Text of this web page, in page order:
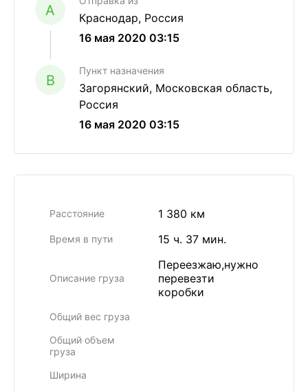
A
Краснодар, Россия
16 мая 2020 03:15
B
Пункт назначения
Загорянский, Московская область,
Россия
16 мая 2020 03:15
Расстояние 1 380 км
Время в пути 15 ч. 37 мин.
Описание груза
Переезжаю,нужно
перевезти
коробки
Общий вес груза
Общий объем
груза
Ширина